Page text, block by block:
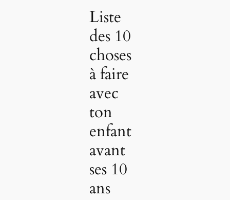
Liste
des 10
choses
à faire
avec
ton
enfant
avant
ses 10
ans